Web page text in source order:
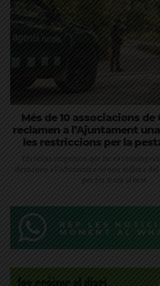
Més de 10 associacions de
reclamen a l’Ajuntament
les restriccions per la
Els veïns exigeixen que no es
demanen a l'administració una millora del
per fer front al brot
REP LES
MOMENT AL